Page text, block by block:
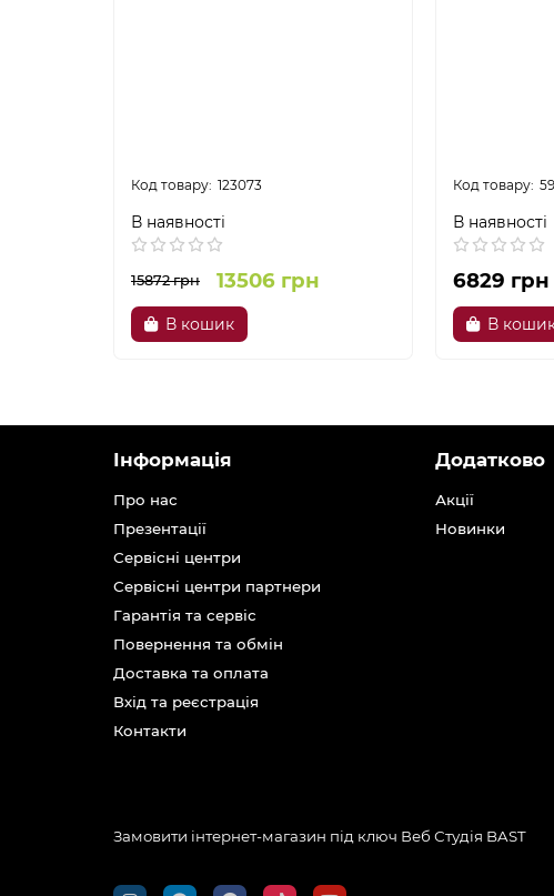
123073
В наявності
15872 грн 13506 грн
В кошик
В наявності
6829 грн
В
Інформація
Про нас
Презентації
Сервісні центри
Сервісні центри партнери
Гарантія та сервіс
Повернення та обмін
Доставка та оплата
Вхід та реєстрація
Контакти
Додатково
Акції
Новинки
Замовити інтернет-магазин під ключ Веб Студія BAST